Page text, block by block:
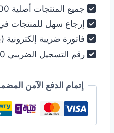
جميع المنتجات أصلية 100% - فرز أول فقط .
إرجاع سهل للمنتجات في خلال
فاتورة ضريبة
رقم التسجيل الضريبي 030-012-250 .
إتمام الدفع الآمن